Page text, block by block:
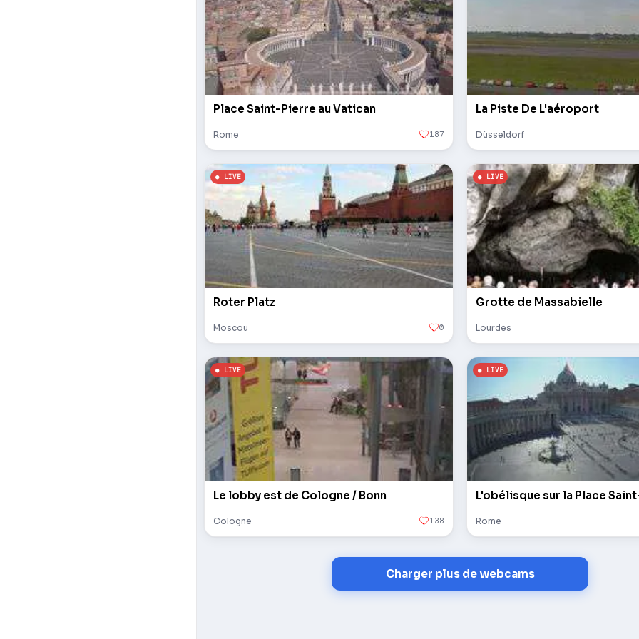
Place Saint-Pierre au Vatican
Rome 187
La Piste De L'aéroport
Düsseldorf
Roter Platz
Moscou 0
Grotte de Massabielle
Lourdes
Le lobby est de Cologne / Bonn
Cologne 138 Rome
Charger plus de webcams